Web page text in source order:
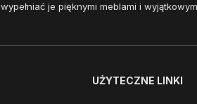
wypełniać je pięknymi meblami i
UŻYTECZNE LINKI